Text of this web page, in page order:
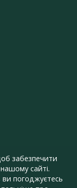
забезпечити
сайті.
погоджуєтесь